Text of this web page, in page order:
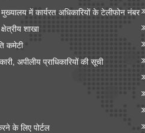
में कार्यरत अधिकारियों के टेलीफोन नंबर
शाखा
कमेटी
अपीलीय प्राधिकारियों की सूची
के लिए पोर्टल